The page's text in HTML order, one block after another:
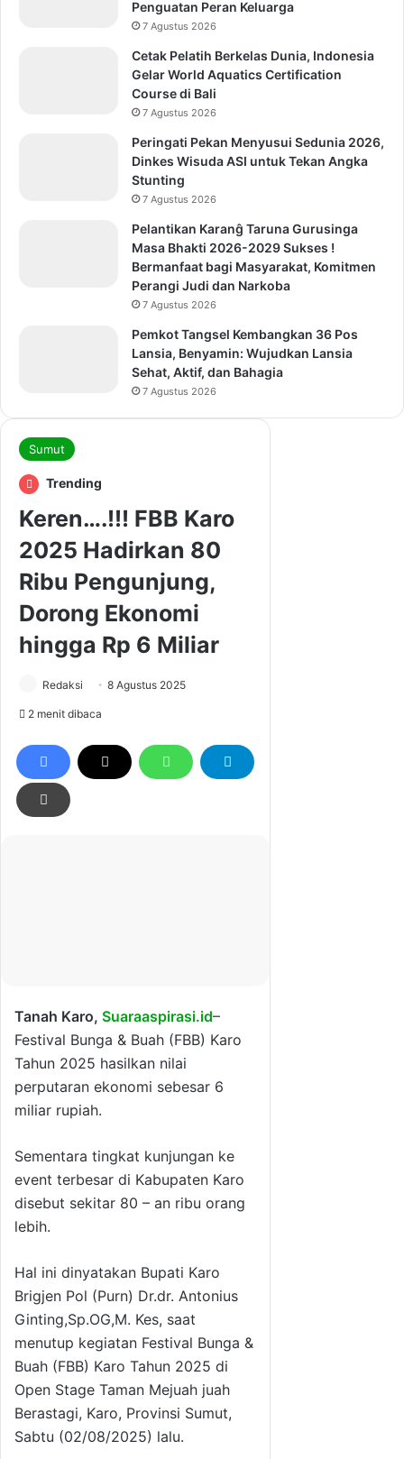
Penguatan Peran Keluarga
7 Agustus 2026
Cetak Pelatih Berkelas Dunia, Indonesia
Gelar World Aquatics Certification
Course di Bali
7 Agustus 2026
Peringati Pekan Menyusui Sedunia 2026,
Dinkes Wisuda ASI untuk Tekan Angka
Stunting
7 Agustus 2026
Pelantikan Karanĝ Taruna Gurusinga
Masa Bhakti 2026-2029 Sukses !
Bermanfaat bagi Masyarakat, Komitmen
Perangi Judi dan Narkoba
7 Agustus 2026
Pemkot Tangsel Kembangkan 36 Pos
Lansia, Benyamin: Wujudkan Lansia
Sehat, Aktif, dan Bahagia
7 Agustus 2026